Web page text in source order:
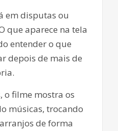
em disputas ou
que aparece na tela
entender o que
depois de mais de
o filme mostra os
músicas, trocando
de forma